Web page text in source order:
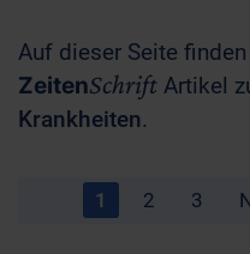
Auf dieser Seite
ZeitenSchrift Artikel
Krankheiten.
1 2 3